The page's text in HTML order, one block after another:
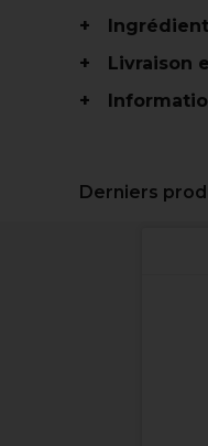
Livraison
Derniers